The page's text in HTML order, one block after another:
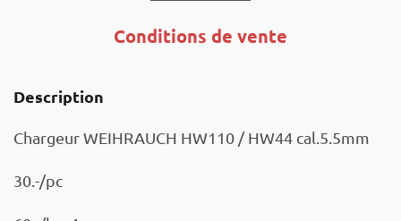
Conditions de vente
Description
Chargeur WEIHRAUCH HW110 / HW44 cal.5.5mm
30.-/pc